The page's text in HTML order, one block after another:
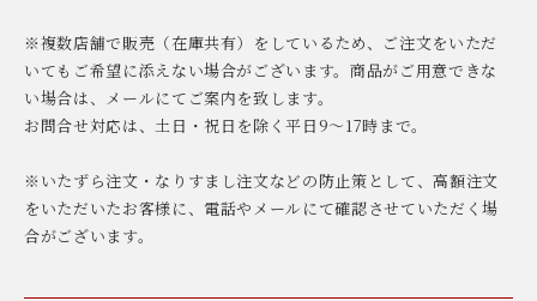
※複数店舗で販売（在庫共有）をしているため、ご注文をいただ
いてもご希望に添えない場合がございます。商品がご用意できな
い場合は、メールにてご案内を致します。
お問合せ対応は、土日・祝日を除く平日9〜17時まで。
※いたずら注文・なりすまし注文などの防止策として、高額注文
をいただいたお客様に、電話やメールにて確認させていただく場
合がございます。